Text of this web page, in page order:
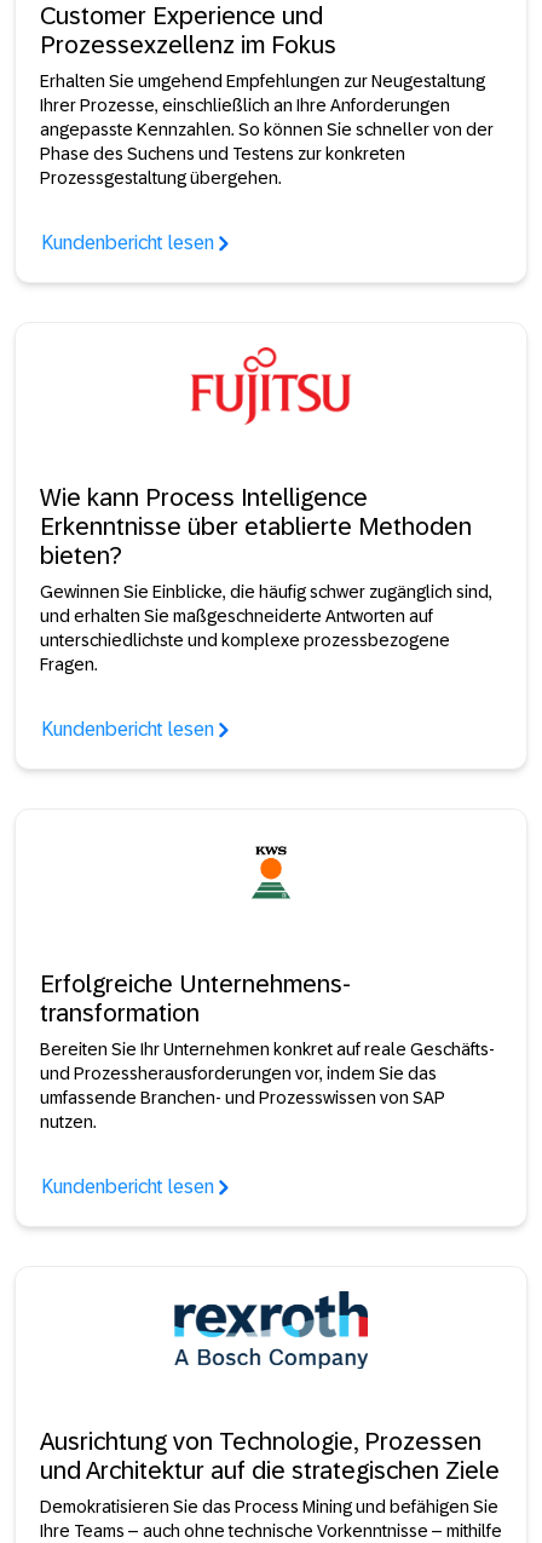
Customer Experience und
Prozessexzellenz im Fokus
Erhalten Sie umgehend Empfehlungen zur Neugestaltung
Ihrer Prozesse, einschließlich an Ihre Anforderungen
angepasste Kennzahlen. So können Sie schneller von der
Phase des Suchens und Testens zur konkreten
Prozessgestaltung übergehen.
Kundenbericht lesen
Wie kann Process Intelligence
Erkenntnisse über etablierte Methoden
bieten?
Gewinnen Sie Einblicke, die häufig schwer zugänglich sind,
und erhalten Sie maßgeschneiderte Antworten auf
unterschiedlichste und komplexe prozessbezogene
Fragen.
Kundenbericht lesen
Erfolgreiche Unternehmens-
transformation
Bereiten Sie Ihr Unternehmen konkret auf reale Geschäfts-
und Prozessherausforderungen vor, indem Sie das
umfassende Branchen- und Prozesswissen von SAP
nutzen.
Kundenbericht lesen
Ausrichtung von Technologie, Prozessen
und Architektur auf die strategischen Ziele
Demokratisieren Sie das Process Mining und befähigen Sie
Ihre Teams – auch ohne technische Vorkenntnisse – mithilfe